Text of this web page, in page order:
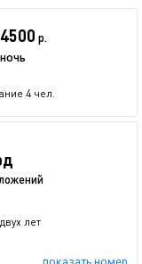
4500 р.
ночь
4 чел.
лет
показать номер